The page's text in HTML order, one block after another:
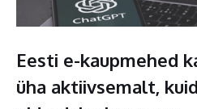
Eesti e-kaupmehed
üha aktiivsemalt,